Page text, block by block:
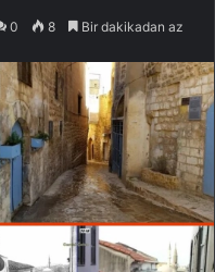
0 8 Bir dakikadan az